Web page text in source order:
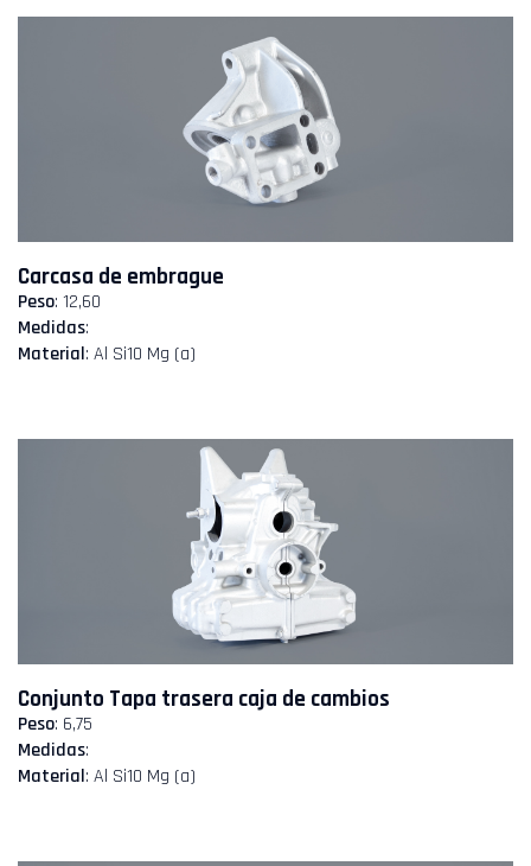
Carcasa de embrague
Peso: 12,60
Medidas:
Material: Al Si10 Mg (a)
Conjunto Tapa trasera caja de cambios
Peso: 6,75
Medidas:
Material: Al Si10 Mg (a)